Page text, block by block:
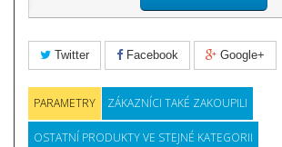
Twitter Facebook Google+
PARAMETRY ZÁKAZNÍCI TAKÉ ZAKOUPILI
OSTATNÍ PRODUKTY VE STEJNÉ KATEGORII